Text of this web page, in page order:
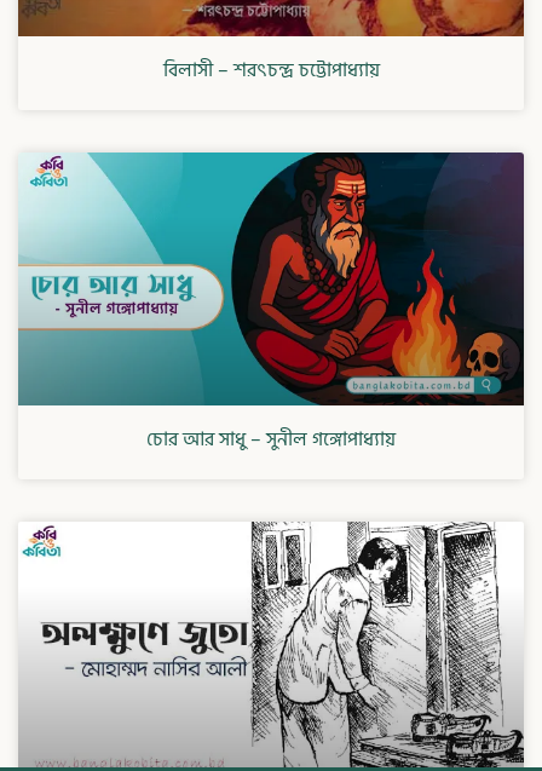
বিলাসী – শরৎচন্দ্র চট্টোপাধ্যায়
চোর আর সাধু – সুনীল গঙ্গোপাধ্যায়